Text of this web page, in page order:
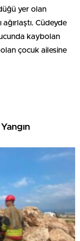
yer olan
Cüdeyde
kaybolan
çocuk ailesine